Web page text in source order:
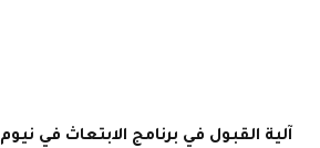
آلية القبول في برنامج الابتعاث في نيوم